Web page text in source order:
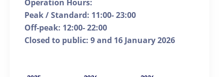
Operation Hours:
Peak / Standard: 11:00- 23:00
Off-peak: 12:00- 22:00
Closed to public: 9 and 16 January 2026